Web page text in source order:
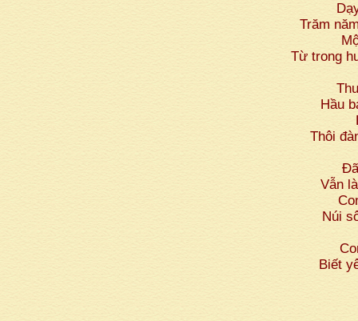
Trăm
Từ trong
Hầu
Thôi
Vẫn
Núi
Biết